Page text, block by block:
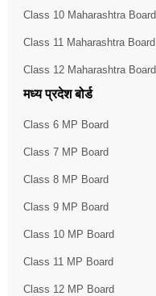
Class 10 Maharashtra Board
Class 11 Maharashtra Board
Class 12 Maharashtra Board
मध्य प्रदेश बोर्ड
Class 6 MP Board
Class 7 MP Board
Class 8 MP Board
Class 9 MP Board
Class 10 MP Board
Class 11 MP Board
Class 12 MP Board